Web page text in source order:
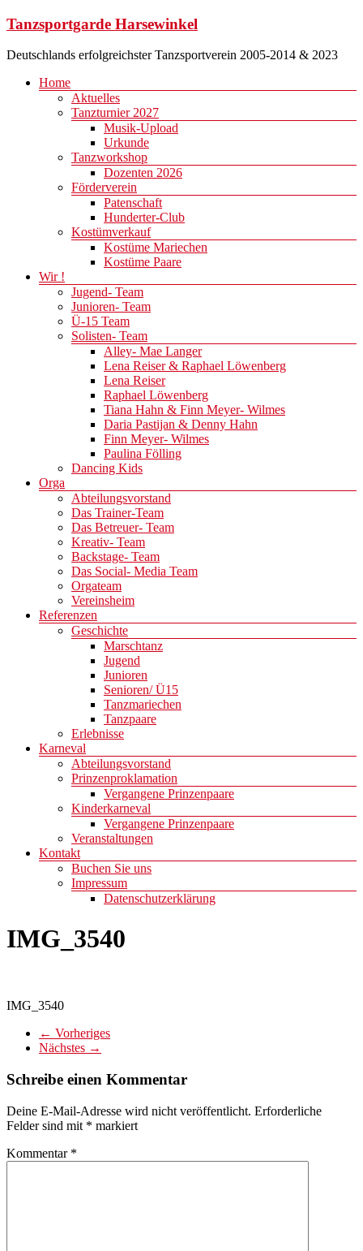
Zum
springen
Tanzsportgarde Harsewinkel
Deutschlands erfolgreichster Tanzsportverein 2005-2014 & 2023
Menü
Home
Aktuelles
Tanzturnier 2027
Musik-Upload
Urkunde
Tanzworkshop
Dozenten 2026
Förderverein
Patenschaft
Hunderter-Club
Kostümverkauf
Kostüme Mariechen
Kostüme Paare
Wir !
Jugend- Team
Junioren- Team
Ü-15 Team
Solisten- Team
Alley- Mae Langer
Lena Reiser & Raphael Löwenberg
Lena Reiser
Raphael Löwenberg
Tiana Hahn & Finn Meyer- Wilmes
Daria Pastijan & Denny Hahn
Finn Meyer- Wilmes
Paulina Fölling
Dancing Kids
Orga
Abteilungsvorstand
Das Trainer-Team
Das Betreuer- Team
Kreativ- Team
Backstage- Team
Das Social- Media Team
Orgateam
Vereinsheim
Referenzen
Geschichte
Marschtanz
Jugend
Junioren
Senioren/ Ü15
Tanzmariechen
Tanzpaare
Erlebnisse
Karneval
Abteilungsvorstand
Prinzenproklamation
Vergangene Prinzenpaare
Kinderkarneval
Vergangene Prinzenpaare
Veranstaltungen
Kontakt
Buchen Sie uns
Impressum
Datenschutzerklärung
IMG_3540
IMG_3540
← Vorheriges
Nächstes →
Schreibe einen Kommentar
Deine E-Mail-Adresse wird nicht veröffentlicht. Erforderliche
Felder sind mit * markiert
Kommentar *